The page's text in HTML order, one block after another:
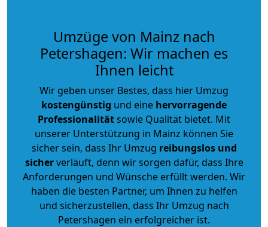
Umzüge von Mainz nach
Petershagen: Wir machen es
Ihnen leicht
Wir geben unser Bestes, dass hier Umzug
kostengünstig und eine hervorragende
Professionalitätsowie Qualität bietet. Mit
unserer Unterstützung in Mainz können Sie
sicher sein, dass Ihr Umzug reibungslos und
sicherverläuft, denn wir sorgen dafür, dass Ihre
Anforderungen und Wünsche erfüllt werden. Wir
haben die besten Partner, um Ihnen zu helfen
und sicherzustellen, dass Ihr Umzug nach
Petershagen ein erfolgreicher ist.